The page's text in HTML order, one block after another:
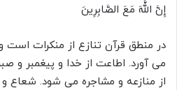
إِنَّ اللَّهَ مَعَ الصَّابِرِینَ
در منطق قرآن تنازع از منکرات
می آورد. اطاعت از خدا و پیغمبر و
از منازعه و مشاجره می شود. شعاع و